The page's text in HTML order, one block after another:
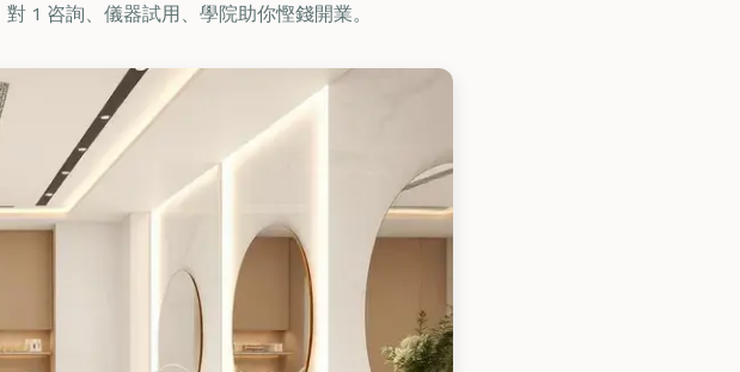
1 咨詢、儀器試用、學院助你慳錢開業。